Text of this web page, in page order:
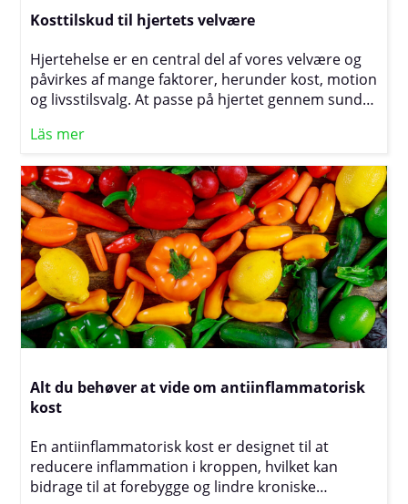
Kosttilskud til hjertets velvære
Hjertehelse er en central del af vores velvære og
påvirkes af mange faktorer, herunder kost, motion
og livsstilsvalg. At passe på hjertet gennem sunde
karsygdomme, forbedre livskvaliteten og forlænge
som en afbalanceret kost, regelmæssig fysisk
aktivitet og eventuelt støtte fra specifikke
kosttilskud kan vi styrke hjertet og fremme en
sund hjerte- og karfunktion.
Läs mer
Alt du behøver at vide om antiinflammatorisk
kost
En antiinflammatorisk kost er designet til at
reducere inflammation i kroppen, hvilket kan
bidrage til at forebygge og lindre kroniske